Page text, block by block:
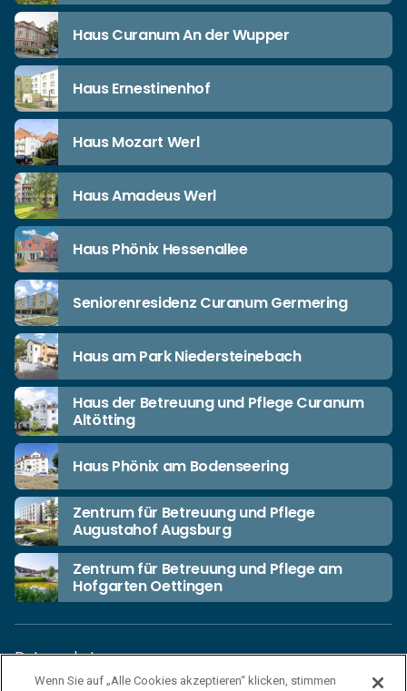
Haus Curanum An der Wupper
Haus Ernestinenhof
Haus Mozart Werl
Haus Amadeus Werl
Haus Phönix Hessenallee
Seniorenresidenz Curanum Germering
Haus am Park Niedersteinebach
Haus der Betreuung und Pflege Curanum
Altötting
Haus Phönix am Bodenseering
Zentrum für Betreuung und Pflege
Augustahof Augsburg
Zentrum für Betreuung und Pflege am
Hofgarten Oettingen
Datenschutz
Unsere Netiquette
Wenn Sie auf „Alle Cookies akzeptieren“ klicken, stimmen